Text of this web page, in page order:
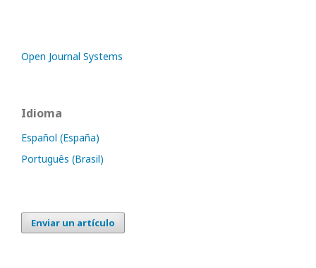
Open Journal Systems
Idioma
Español (España)
Português (Brasil)
Enviar un artículo